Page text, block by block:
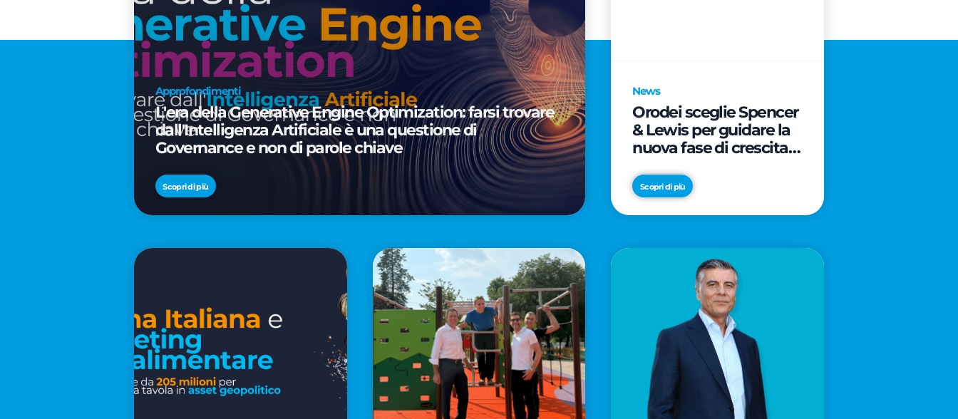
Approfondimenti
L'era della Generative Engine Optimization: farsi trovare
dall'Intelligenza Artificiale è una questione di
Governance e non di parole chiave
Scopri di più
News
Orodei sceglie Spencer
& Lewis per guidare la
nuova fase di crescita e
brand
Scopri di più